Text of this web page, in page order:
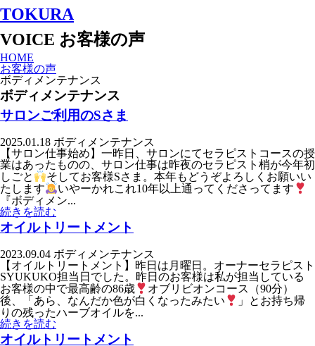
VOICE お客様の声
HOME
お客様の声
ボディメンテナンス
ボディメンテナンス
サロンご利用のSさま
2025.01.18 ボディメンテナンス
【サロン仕事始め】一昨日、サロンにてセラピストコースの授
業はあったものの、サロン仕事は昨夜のセラピスト梢が今年初
しごと
そしてお客様Sさま。本年もどうぞよろしくお願いい
たします
いやーかれこれ10年以上通ってくださってます
『ボディメン...
続きを読む
オイルトリートメント
2023.09.04 ボディメンテナンス
【オイルトリートメント】昨日は月曜日。オーナーセラピスト
SYUKUKO担当日でした。昨日のお客様は私が担当している
お客様の中で最高齢の86歳
オブリビオンコース（90分）
後、「あら、なんだか色が白くなったみたい
」とお持ち帰
りの残ったハーブオイルを...
続きを読む
オイルトリートメント